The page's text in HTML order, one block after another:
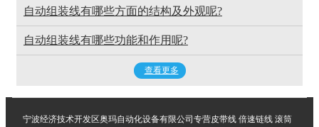
自动组装线有哪些方面的结构及外观呢?
自动组装线有哪些功能和作用呢?
查看更多
宁波经济技术开发区奥玛自动化设备有限公司专营皮带线 倍速链线 滚筒